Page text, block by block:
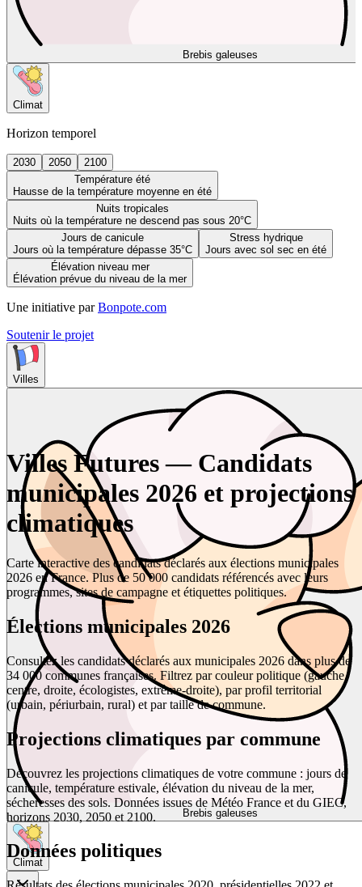
Brebis galeuses
Climat
Horizon temporel
2030 2050
2100
Température été
Hausse de la température moyenne en été
Nuits tropicales
Nuits où la température ne descend pas sous 20°C
Jours de canicule
Jours où la température dépasse 35°C
Stress hydrique
Jours avec sol sec en été
Élévation niveau mer
Élévation prévue du niveau de la mer
Une initiative par Bonpote.com
Soutenir le projet
Villes
Brebis galeuses
Climat
Villes Futures — Candidats
municipales 2026 et projections
climatiques
Carte interactive des candidats déclarés aux élections municipales
2026 en France. Plus de 50 000 candidats référencés avec leurs
programmes, sites de campagne et étiquettes politiques.
Élections municipales 2026
Consultez les candidats déclarés aux municipales 2026 dans plus de
34 000 communes françaises. Filtrez par couleur politique (gauche,
centre, droite, écologistes, extrême-droite), par profil territorial
(urbain, périurbain, rural) et par taille de commune.
Projections climatiques par commune
Découvrez les projections climatiques de votre commune : jours de
canicule, température estivale, élévation du niveau de la mer,
sécheresses des sols. Données issues de Météo France et du GIEC,
horizons 2030, 2050 et 2100.
Données politiques